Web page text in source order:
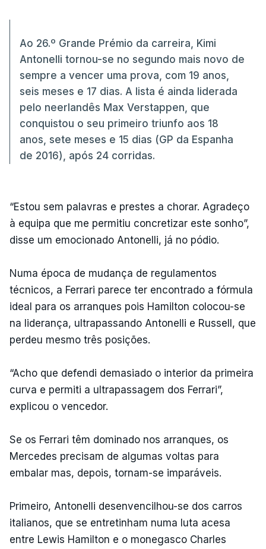
Ao 26.º Grande Prémio da carreira, Kimi
Antonelli tornou-se no segundo mais novo de
sempre a vencer uma prova, com 19 anos,
seis meses e 17 dias. A lista é ainda liderada
pelo neerlandês Max Verstappen, que
conquistou o seu primeiro triunfo aos 18
anos, sete meses e 15 dias (GP da Espanha
de 2016), após 24 corridas.
“Estou sem palavras e prestes a chorar. Agradeço
à equipa que me permitiu concretizar este sonho”,
disse um emocionado Antonelli, já no pódio.
Numa época de mudança de regulamentos
técnicos, a Ferrari parece ter encontrado a fórmula
ideal para os arranques pois Hamilton colocou-se
na liderança, ultrapassando Antonelli e Russell, que
perdeu mesmo três posições.
“Acho que defendi demasiado o interior da primeira
curva e permiti a ultrapassagem dos Ferrari”,
explicou o vencedor.
Se os Ferrari têm dominado nos arranques, os
Mercedes precisam de algumas voltas para
embalar mas, depois, tornam-se imparáveis.
Primeiro, Antonelli desenvencilhou-se dos carros
italianos, que se entretinham numa luta acesa
entre Lewis Hamilton e o monegasco Charles